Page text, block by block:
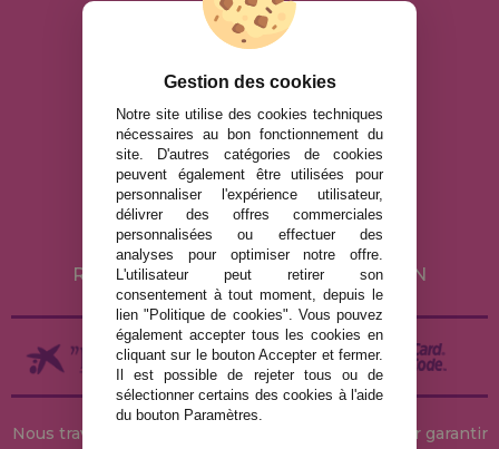
bien d'autres.
info@maisondespuzzles.fr
MENTIONS LÉGALES
POLITIQUE DE CONFIDENTIALITÉ
POLITIQUE DE COOKIES
LIVRAISON ET RETOUR
RETOURS / DROIT DE RÉTRACTATION
Nous travaillons avec des stocks permanents pour garantir
Gestion des cookies
Notre site utilise des cookies techniques
nécessaires au bon fonctionnement du
site. D'autres catégories de cookies
peuvent également être utilisées pour
personnaliser l'expérience utilisateur,
délivrer des offres commerciales
personnalisées ou effectuer des
analyses pour optimiser notre offre.
L'utilisateur peut retirer son
consentement à tout moment, depuis le
lien "Politique de cookies". Vous pouvez
également accepter tous les cookies en
cliquant sur le bouton Accepter et fermer.
Il est possible de rejeter tous ou de
sélectionner certains des cookies à l'aide
du bouton Paramètres.